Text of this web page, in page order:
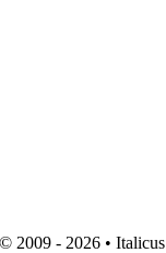
© 2009 - 2026 •